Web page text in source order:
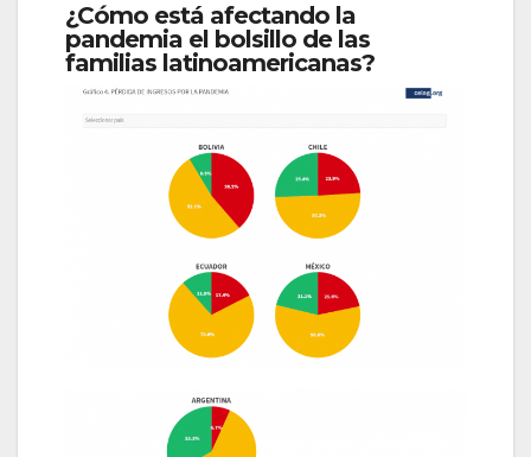
¿Cómo está afectando la
pandemia el bolsillo de las
familias latinoamericanas?